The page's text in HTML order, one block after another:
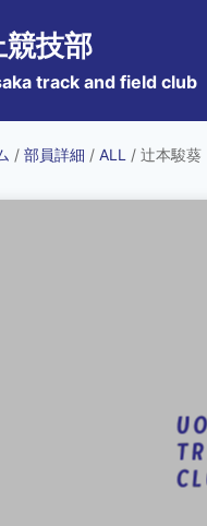
競技部
track and field club
/ 部員詳細 / ALL / 辻本駿葵